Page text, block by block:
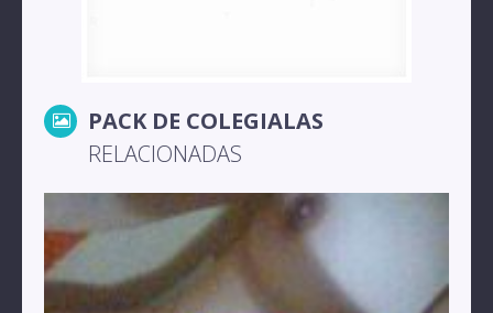
PACK DE COLEGIALAS
RELACIONADAS